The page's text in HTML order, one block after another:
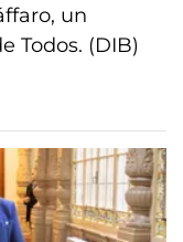
un
Todos. (DIB)